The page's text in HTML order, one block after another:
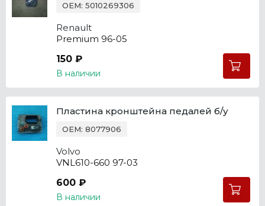
OEM: 5010269306
Renault
Premium 96-05
150 ₽
В наличии
Пластина кронштейна педалей б/у
OEM: 8077906
Volvo
VNL610-660 97-03
600 ₽
В наличии